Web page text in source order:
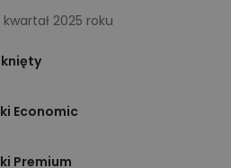
2025 roku
Economic
Premium